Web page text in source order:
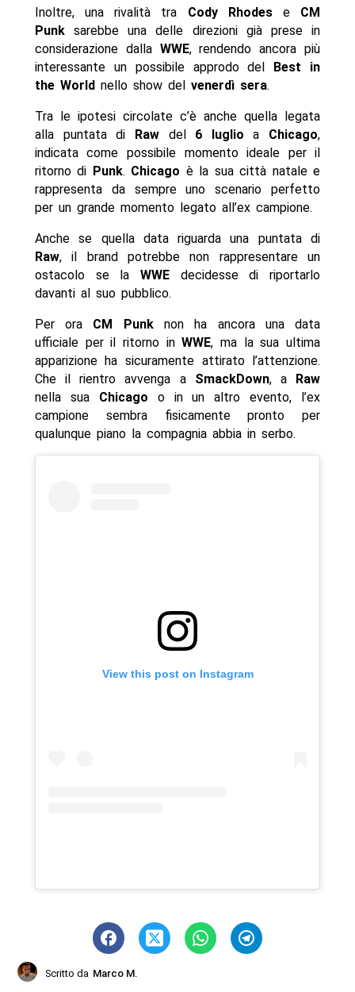
Inoltre, una rivalità tra Cody Rhodese CM
Punksarebbe una delle direzioni già prese in
considerazione dalla WWE, rendendo ancora più
interessante un possibile approdo del Best in
the Worldnello show del venerdì sera.
Tra le ipotesi circolate c’è anche quella legata
alla puntata di Rawdel 6 luglio a Chicago,
indicata come possibile momento ideale per il
ritorno di Punk. Chicago è la sua città natale e
rappresenta da sempre uno scenario perfetto
per un grande momento legato all’ex campione.
Anche se quella data riguarda una puntata di
Raw, il brand potrebbe non rappresentare un
ostacolo se la WWE decidesse di riportarlo
davanti al suo pubblico.
Per ora CM Punknon ha ancora una data
ufficiale per il ritorno inWWE, ma la sua ultima
apparizione ha sicuramente attirato l’attenzione.
Che il rientro avvenga a SmackDown, a Raw
nella sua Chicago o in un altro evento, l’ex
campione sembra fisicamente pronto per
qualunque piano la compagnia abbia in serbo.
View this post on Instagram
Scritto da Marco M.